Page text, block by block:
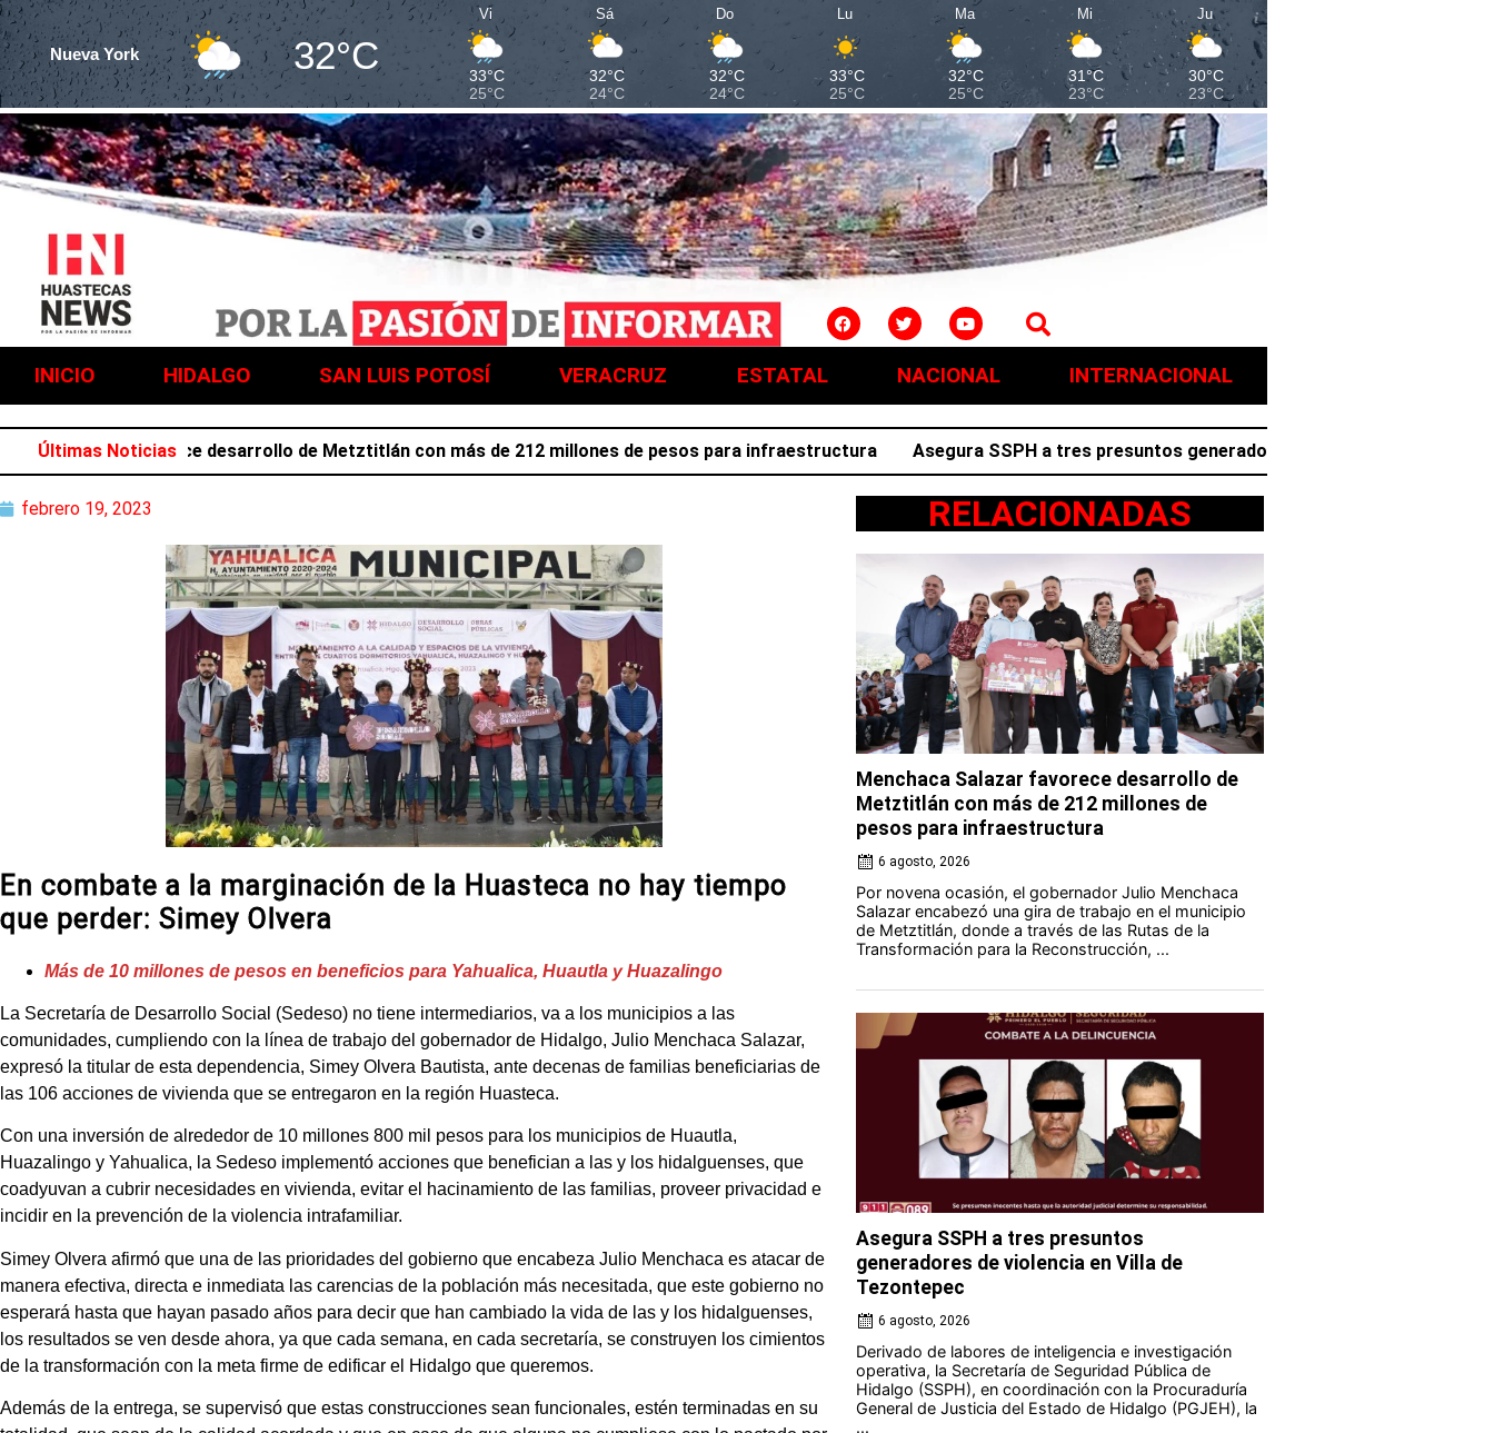
Nueva York 32°C
Vi
33°C
25°C
Sá
32°C
24°C
Do
32°C
24°C
Lu
33°C
25°C
Ma
32°C
25°C
Mi
31°C
23°C
Ju
30°C
23°C
INICIO HIDALGO SAN LUIS POTOSÍ VERACRUZ ESTATAL NACIONAL INTERNACIONAL
Últimas Noticias
Salazar favorece desarrollo de Metztitlán con más de 212 millones de pesos para infraestructura Asegura SSPH a tres presuntos generadores de violencia en Villa de
febrero 19, 2023
En combate a la marginación de la Huasteca no hay tiempo
que perder: Simey Olvera
Más de 10 millones de pesos en beneficios para Yahualica, Huautla y Huazalingo
La Secretaría de Desarrollo Social (Sedeso) no tiene intermediarios, va a los municipios a las
comunidades, cumpliendo con la línea de trabajo del gobernador de Hidalgo, Julio Menchaca Salazar,
expresó la titular de esta dependencia, Simey Olvera Bautista, ante decenas de familias beneficiarias de
las 106 acciones de vivienda que se entregaron en la región Huasteca.
Con una inversión de alrededor de 10 millones 800 mil pesos para los municipios de Huautla,
Huazalingo y Yahualica, la Sedeso implementó acciones que benefician a las y los hidalguenses, que
coadyuvan a cubrir necesidades en vivienda, evitar el hacinamiento de las familias, proveer privacidad e
incidir en la prevención de la violencia intrafamiliar.
Simey Olvera afirmó que una de las prioridades del gobierno que encabeza Julio Menchaca es atacar de
manera efectiva, directa e inmediata las carencias de la población más necesitada, que este gobierno no
esperará hasta que hayan pasado años para decir que han cambiado la vida de las y los hidalguenses,
los resultados se ven desde ahora, ya que cada semana, en cada secretaría, se construyen los cimientos
de la transformación con la meta firme de edificar el Hidalgo que queremos.
Además de la entrega, se supervisó que estas construcciones sean funcionales, estén terminadas en su
RELACIONADAS
Menchaca Salazar favorece desarrollo de
Metztitlán con más de 212 millones de
pesos para infraestructura
6 agosto, 2026
Por novena ocasión, el gobernador Julio Menchaca
Salazar encabezó una gira de trabajo en el municipio
de Metztitlán, donde a través de las Rutas de la
Transformación para la Reconstrucción, ...
Asegura SSPH a tres presuntos
generadores de violencia en Villa de
Tezontepec
6 agosto, 2026
Derivado de labores de inteligencia e investigación
operativa, la Secretaría de Seguridad Pública de
Hidalgo (SSPH), en coordinación con la Procuraduría
General de Justicia del Estado de Hidalgo (PGJEH), la
...